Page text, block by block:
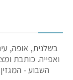
בשלנית, אופה,
ואפייה. כותבת
השבוע -